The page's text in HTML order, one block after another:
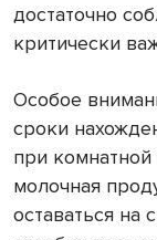
достаточно
критически
Особое
сроки
при
молочная
оставаться на